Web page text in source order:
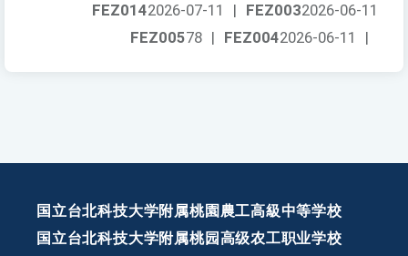
FEZ0032026-06-11
FEZ0142026-07-11
|
FEZ0042026-06-11 |
FEZ00578 |
国立台北科技大学附属桃園農工高級中等学校
国立台北科技大学附属桃园高级农工职业学校